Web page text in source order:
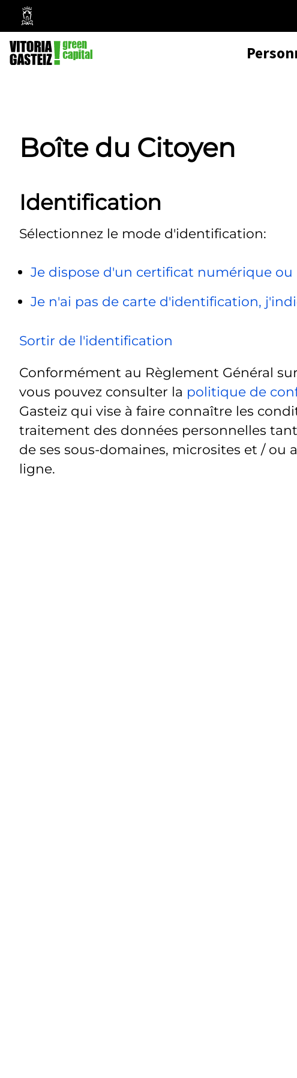
Mairie
de
Vitoria-
Gasteiz
Boîte du Citoyen
Identification
Sélectionnez le mode d'identification:
Je dispose d'un certificat numérique
Je n'ai pas de carte d'identification,
Sortir de l'identification
Conformément au Règlement Général
vous pouvez consulter la politique de
Gasteiz qui vise à faire connaître les
traitement des données personnelles
de ses sous-domaines, microsites et / ou
ligne.